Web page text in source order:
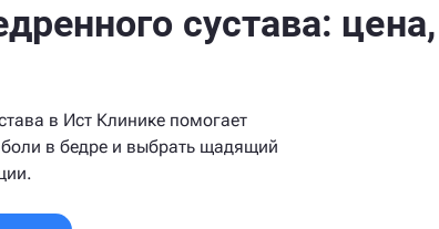
сустава:
в Ист Клинике помогает
в бедре и выбрать щадящий